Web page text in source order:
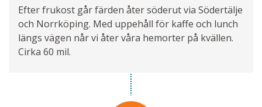
Efter frukost går färden åter söderut via Södertälje
och Norrköping. Med uppehåll för kaffe och lunch
längs vägen når vi åter våra hemorter på kvällen.
Cirka 60 mil.